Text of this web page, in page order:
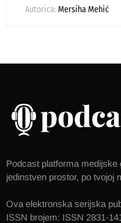
Autorica: Mersiha Mehić
Podcast platforma medijske
jedinstven prostor, po tvojoj
Ova elektronska serijska
ISSN brojem: ISSN 2831-